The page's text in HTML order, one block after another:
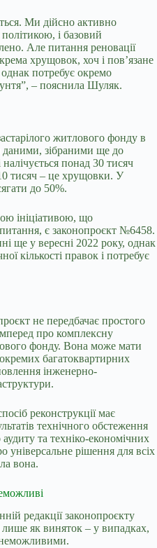
Ми дійсно активно
і базовий
Але питання реновації
хрущовок, хоч і пов’язане
потребує окремо
– пояснила Шуляк.
житлового фонду в
даними, зібраними ще до
понад 30 тисяч
тисяч – це хрущовки. У
до 50%.
ініціативою, що
є законопроєкт №6458.
ще у вересні 2022 року, однак
кількості правок і потребує
не передбачає простого
про комплексну
фонду. Вона може мати
окремих багатоквартирних
інженерно-
реконструкції має
технічного обстеження
та техніко-економічних
універсальне рішення для всіх
вона.
редакції законопроєкту
лише як виняток – у випадках,
неможливими.